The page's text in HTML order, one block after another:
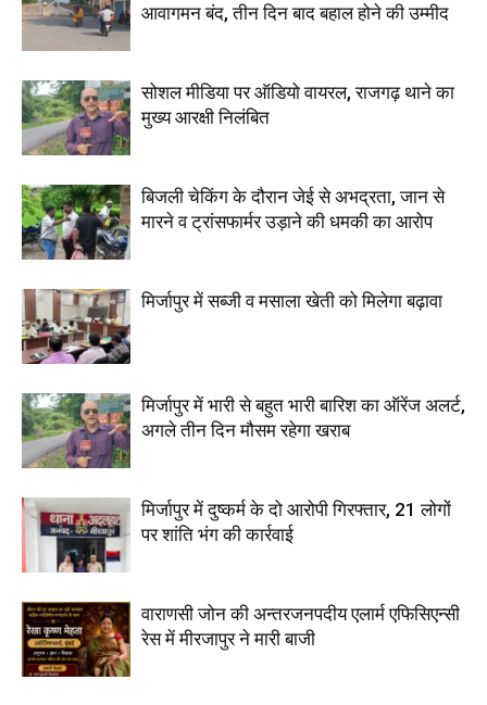
आवागमन बंद, तीन दिन बाद बहाल होने की उम्मीद
सोशल मीडिया पर ऑडियो वायरल, राजगढ़ थाने का
मुख्य आरक्षी निलंबित
बिजली चेकिंग के दौरान जेई से अभद्रता, जान से
मारने व ट्रांसफार्मर उड़ाने की धमकी का आरोप
मिर्जापुर में सब्जी व मसाला खेती को मिलेगा बढ़ावा
मिर्जापुर में भारी से बहुत भारी बारिश का ऑरेंज अलर्ट,
अगले तीन दिन मौसम रहेगा खराब
मिर्जापुर में दुष्कर्म के दो आरोपी गिरफ्तार, 21 लोगों
पर शांति भंग की कार्रवाई
वाराणसी जोन की अन्तरजनपदीय एलार्म एफिसिएन्सी
रेस में मीरजापुर ने मारी बाजी